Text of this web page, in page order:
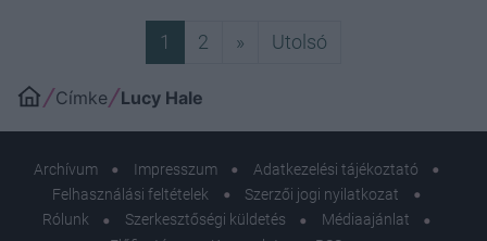
1 2 » Következő
Utolsó
Címke Lucy Hale
Archívum Impresszum
Adatkezelési tájékoztató
Felhasználási feltételek
Szerzői jogi nyilatkozat
Rólunk
Szerkesztőségi küldetés
Médiaajánlat